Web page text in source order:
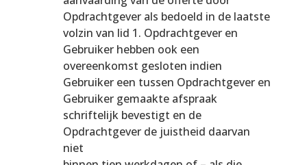
Opdrachtgever als bedoeld in de laatste
volzin van lid 1. Opdrachtgever en
Gebruiker hebben ook een
overeenkomst gesloten indien
Gebruiker een tussen Opdrachtgever en
Gebruiker gemaakte afspraak
schriftelijk bevestigt en de
Opdrachtgever de juistheid daarvan
niet